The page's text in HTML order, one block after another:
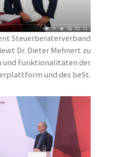
Steuerberaterverband
Dr. Dieter Mehnert zu
und Funktionalitäten der
und des beSt.